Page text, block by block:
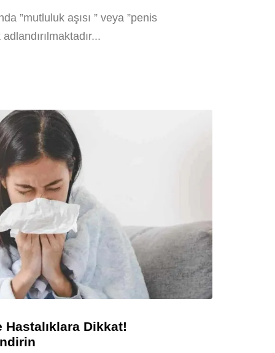
”mutluluk aşısı ” veya ”penis
Dikkat!